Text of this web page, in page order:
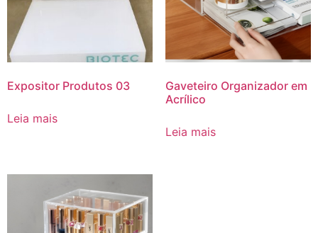
Expositor Produtos 03
Leia mais
Gaveteiro Organizador em
Acrílico
Leia mais